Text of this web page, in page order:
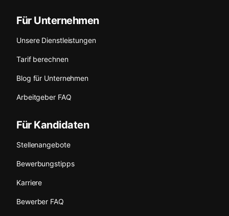
Für Unternehmen
Unsere Dienstleistungen
Tarif berechnen
Blog für Unternehmen
Arbeitgeber FAQ
Für Kandidaten
Stellenangebote
Bewerbungstipps
Karriere
Bewerber FAQ